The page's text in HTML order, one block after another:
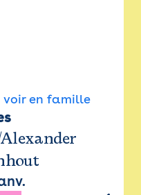
voir en famille